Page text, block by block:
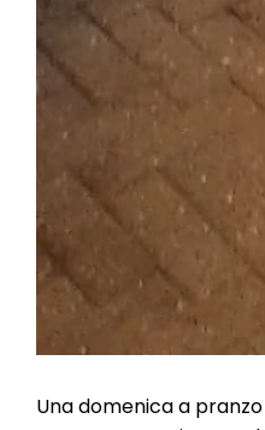
Una domenica a